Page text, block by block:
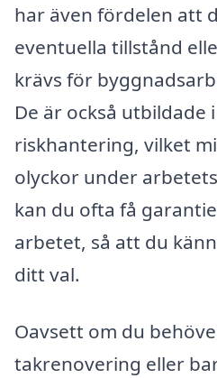
har även fördelen att
eventuella tillstånd
krävs för
De är också utbildade
riskhantering, vilket
olyckor under
kan du ofta få
arbetet, så att du
ditt val.
Oavsett om du
takrenovering eller